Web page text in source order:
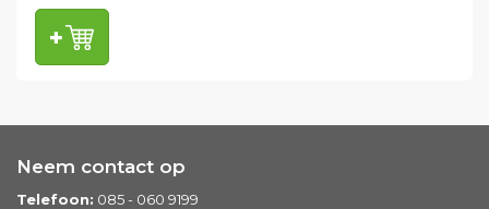
Neem contact op
Telefoon: 085 - 060 9199